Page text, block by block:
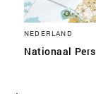
NEDERLAND
Nationaal